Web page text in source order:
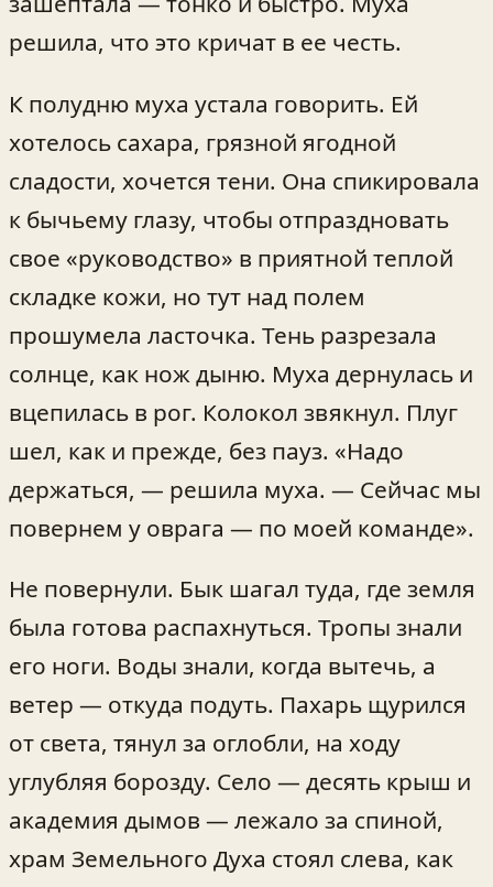
решила, что это кричат в ее честь.
К полудню муха устала говорить. Ей
хотелось сахара, грязной ягодной
сладости, хочется тени. Она спикировала
к бычьему глазу, чтобы отпраздновать
свое «руководство» в приятной теплой
складке кожи, но тут над полем
прошумела ласточка. Тень разрезала
солнце, как нож дыню. Муха дернулась и
вцепилась в рог. Колокол звякнул. Плуг
шел, как и прежде, без пауз. «Надо
держаться, — решила муха. — Сейчас мы
повернем у оврага — по моей команде».
Не повернули. Бык шагал туда, где земля
была готова распахнуться. Тропы знали
его ноги. Воды знали, когда вытечь, а
ветер — откуда подуть. Пахарь щурился
от света, тянул за оглобли, на ходу
углубляя борозду. Село — десять крыш и
академия дымов — лежало за спиной,
храм Земельного Духа стоял слева, как